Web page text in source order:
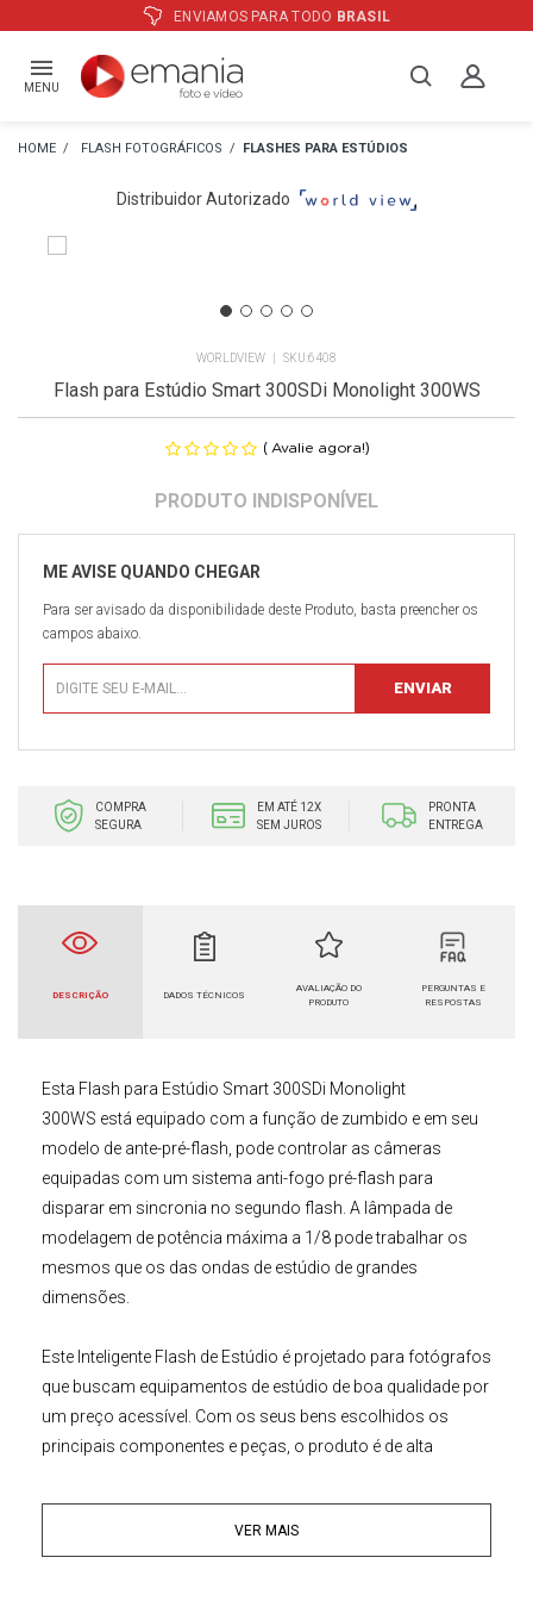
ENVIAMOS PARA TODO BRASIL
MENU
FLASH FOTOGRÁFICOS FLASHES PARA ESTÚDIOS
Distribuidor Autorizado
WORLDVIEW 6408
Flash para Estúdio Smart 300SDi Monolight 300WS
( Avalie agora!)
Para ser avisado da disponibilidade deste Produto, basta preencher os
campos abaixo.
COMPRA
SEGURA
EM ATÉ 12X
SEM JUROS
PRONTA
ENTREGA
DESCRIÇÃO DADOS TÉCNICOS
AVALIAÇÃO DO
PRODUTO
PERGUNTAS E
RESPOSTAS
Esta Flash para Estúdio Smart 300SDi Monolight
300WS está equipado com a função de zumbido e em seu
modelo de ante-pré-flash, pode controlar as câmeras
equipadas com um sistema anti-fogo pré-flash para
disparar em sincronia no segundo flash. A lâmpada de
modelagem de potência máxima a 1/8 pode trabalhar os
mesmos que os das ondas de estúdio de grandes
dimensões.
Este Inteligente Flash de Estúdio é projetado para fotógrafos
que buscam equipamentos de estúdio de boa qualidade por
um preço acessível. Com os seus bens escolhidos os
principais componentes e peças, o produto é de alta
moda, arte casamento, fotografia publicitária e gravação de
VER MAIS